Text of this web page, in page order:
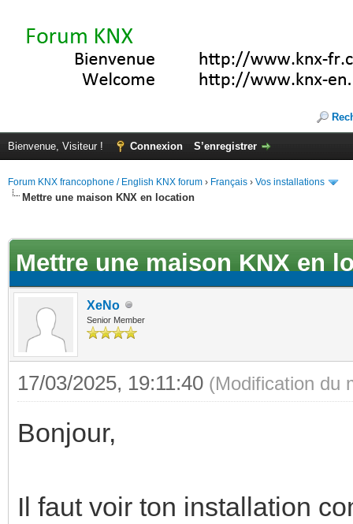
Bienvenue, Visiteur ! Connexion S’enregistrer
Forum KNX francophone / English KNX forum › Français › Vos installations
Mettre une maison KNX en location
Mettre une maison KNX en
XeNo
Senior Member
17/03/2025, 19:11:40 (Modification du
Bonjour,
Il faut voir ton installation